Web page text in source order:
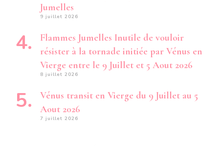
Jumelles
9 juillet 2026
Flammes Jumelles Inutile de vouloir
résister à la tornade initiée par Vénus en
Vierge entre le 9 Juillet et 5 Aout 2026
8 juillet 2026
Vénus transit en Vierge du 9 Juillet au 5
Aout 2026
7 juillet 2026